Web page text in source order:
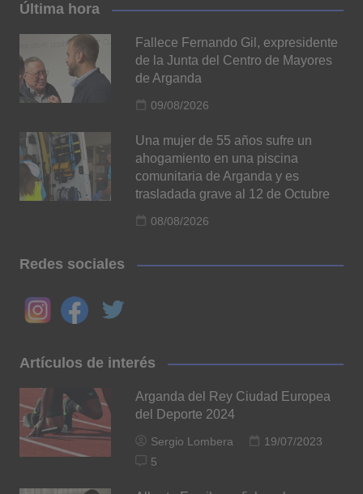
Última hora
Fallece Fernando Gil, expresidente
de la Junta del Centro de Mayores
de Arganda
09/08/2026
Una mujer de 55 años sufre un
ahogamiento en una piscina
comunitaria de Arganda y es
trasladada grave al 12 de Octubre
08/08/2026
Redes sociales
Artículos de interés
Arganda del Rey Ciudad Europea
del Deporte 2024
Sergio Lombera
19/07/2023
5